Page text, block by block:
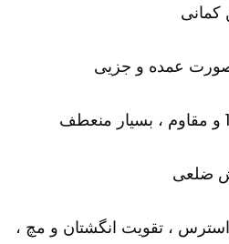
عمده و جزیی
، تقویت انگشتان و مچ ،